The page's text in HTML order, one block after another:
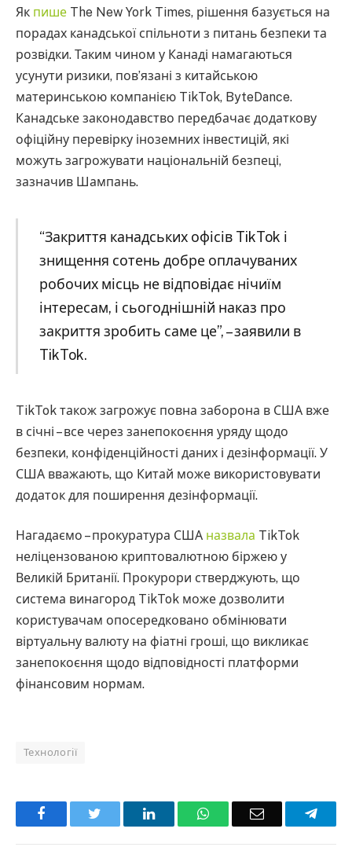
Як пише The New York Times, рішення базується на
порадах канадської спільноти з питань безпеки та
розвідки. Таким чином у Канаді намагаються
усунути ризики, пов’язані з китайською
материнською компанією TikTok, ByteDance.
Канадське законодавство передбачає додаткову
офіційну перевірку іноземних інвестицій, які
можуть загрожувати національній безпеці,
зазначив Шампань.
“Закриття канадських офісів TikTok і
знищення сотень добре оплачуваних
робочих місць не відповідає нічиїм
інтересам, і сьогоднішній наказ про
закриття зробить саме це”, – заявили в
TikTok.
TikTok також загрожує повна заборона в США вже
в січні – все через занепокоєння уряду щодо
безпеки, конфіденційності даних і дезінформації. У
США вважають, що Китай може використовувати
додаток для поширення дезінформації.
Нагадаємо – прокуратура США назвала TikTok
неліцензованою криптовалютною біржею у
Великій Британії. Прокурори стверджують, що
система винагород TikTok може дозволити
користувачам опосередковано обмінювати
віртуальну валюту на фіатні гроші, що викликає
занепокоєння щодо відповідності платформи
фінансовим нормам.
Технології
Facebook LinkedInWhatsAppEmail